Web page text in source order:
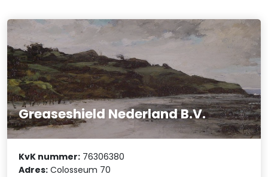
Greaseshield Nederland B.V.
KvK nummer: 76306380
Adres: Colosseum 70